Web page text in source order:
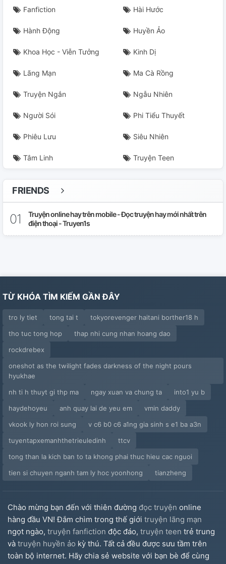
Fanfiction Hài Hước
Hành Động Huyền Ảo
Khoa Học - Viễn Tưởng Kinh Dị
Lãng Mạn Ma Cà Rồng
Truyện Ngắn Ngẫu Nhiên
Người Sói Phi Tiểu Thuyết
Phiêu Lưu Siêu Nhiên
Tâm Linh Truyện Teen
FRIENDS
Truyện online hay trên mobile - Đọc truyện hay mới nhất trên
điện thoại - Truyen1s
TỪ KHÓA TÌM KIẾM GẦN ĐÂY
tro ly tiet tong tai t
tokyorevenger haitani borther18 h
tho tuc tong hop
thap nhi cung nhan hoang dao
rockdrebex
oneshot as the twilight fades darkness of the night pours
hyukhae
nh ti h thuyt gi thp ma
ngay xuan va chung ta
into1 yu b
haydehoyeu
anh quay lai de yeu em
vmin daddy
vkook ly hon roi sung
v c6 b0 c6 a1ng gia sinh s e1 ba a3n
tuyentapxemanhthetrieuledinh
ttcv
tong than la kich ban to ta khong phai thuc hieu cac nguoi
tien si chuyen nganh tam ly hoc yoonhong
tianzheng
Chào mừng bạn đến với thiên đường đọc truyện online
hàng đầu VN! Đắm chìm trong thế giới truyện lãng mạn
ngọt ngào, truyện fanfiction độc đáo, truyện teen trẻ trung
và truyện huyền ảo kỳ thú. Tất cả đều được sưu tầm trên
toàn bộ internet. Hãy chia sẻ website với bạn bè để cùng